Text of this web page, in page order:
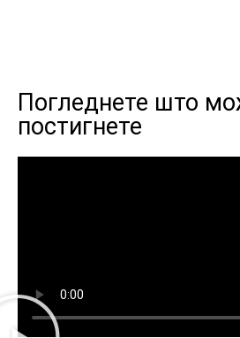
Погледнете што
постигнете